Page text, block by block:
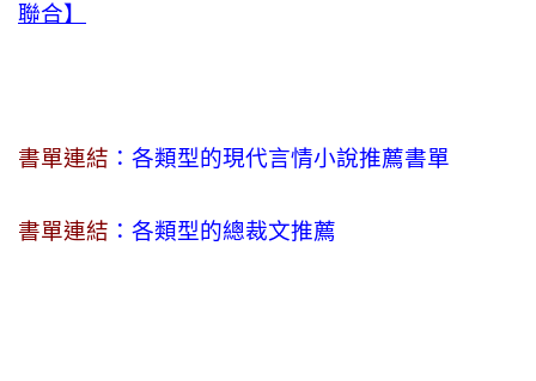
聯合】
書單連結 ：各類型的現代言情小說推薦書單
書單連結 ：各類型的總裁文推薦